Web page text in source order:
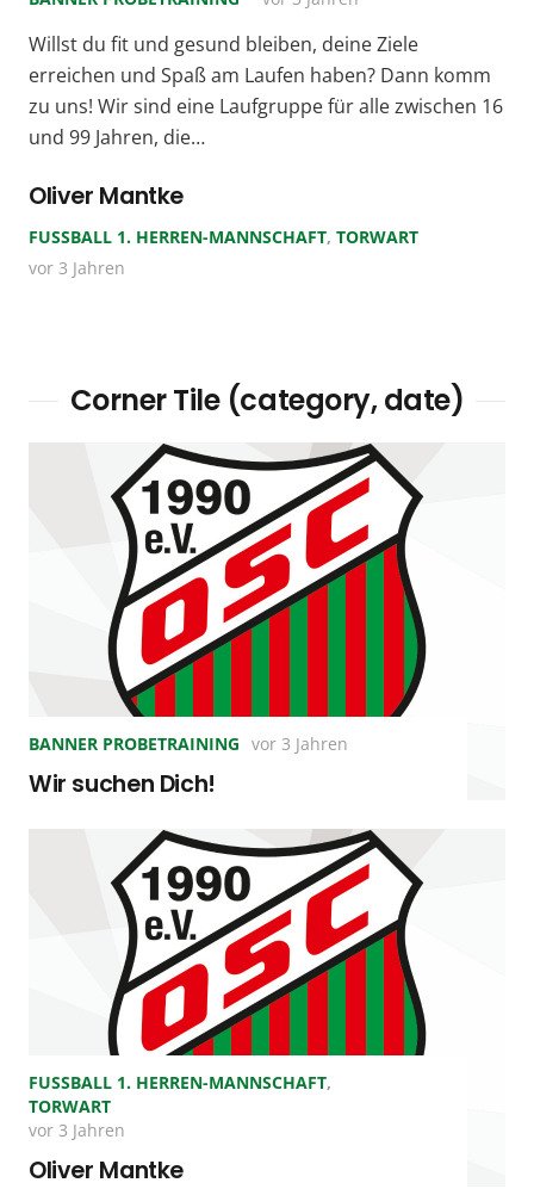
Willst du fit und gesund bleiben, deine Ziele
erreichen und Spaß am Laufen haben? Dann komm
zu uns! Wir sind eine Laufgruppe für alle zwischen 16
und 99 Jahren, die…
Oliver Mantke
FUSSBALL 1. HERREN-MANNSCHAFT, TORWART
vor 3 Jahren
Corner Tile (category, date)
BANNER PROBETRAINING vor 3 Jahren
Wir suchen Dich!
FUSSBALL 1. HERREN-MANNSCHAFT,
TORWART
vor 3 Jahren
Oliver Mantke